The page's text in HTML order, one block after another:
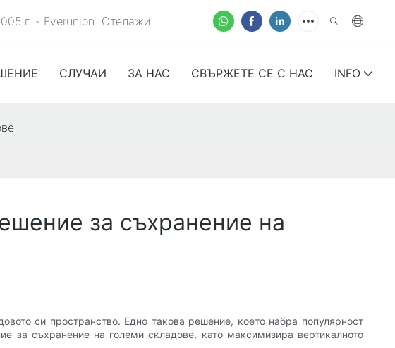
г. - Everunion Стелажи
СЛУЧАИ ЗА НАС СВЪРЖЕТЕ СЕ С НАС INFO
за съхранение на
си пространство. Едно такова решение, което набра популярност
за съхранение на големи складове, като максимизира вертикалното